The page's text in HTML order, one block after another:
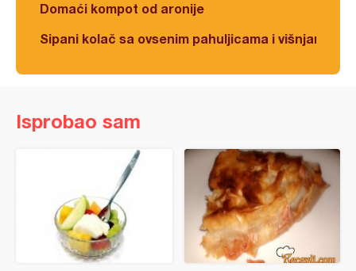
Domaći kompot od aronije
Sipani kolač sa ovsenim pahuljicama i višnjama
Isprobao sam